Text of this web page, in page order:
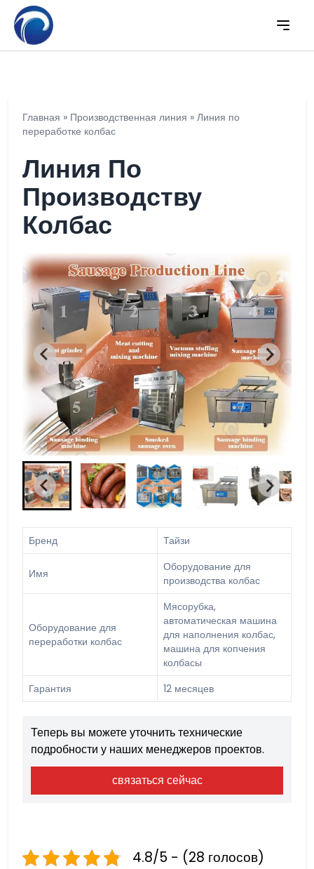
Главная » Производственная линия » Линия по
переработке колбас
Линия По
Производству
Колбас
Бренд Тайзи
Имя
Оборудование для
производства колбас
Оборудование для
переработки колбас
Мясорубка,
автоматическая машина
для наполнения колбас,
машина для копчения
колбасы
Гарантия
12 месяцев
Теперь вы можете уточнить технические
подробности у наших менеджеров проектов.
связаться сейчас
4.8/5 - (28 голосов)